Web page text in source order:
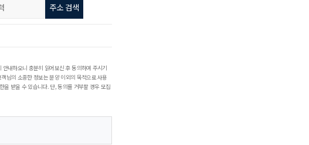
내하오니 충분히 읽어보신 후 동의하여 주시기
님의 소중한 정보는 분양 이외의 목적으로 사용
받을 수 있습니다. 단, 동의를 거부할 경우 모집